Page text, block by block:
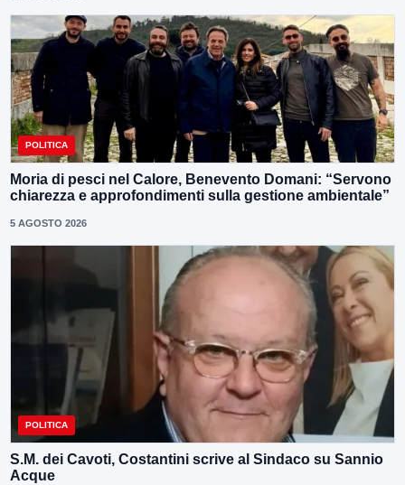
POLITICA
Moria di pesci nel Calore, Benevento Domani: “Servono
chiarezza e approfondimenti sulla gestione ambientale”
5 AGOSTO 2026
POLITICA
S.M. dei Cavoti, Costantini scrive al Sindaco su Sannio
Acque